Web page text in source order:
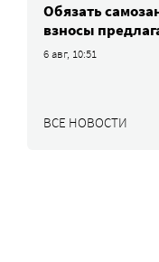
Обязать
взносы
6 авг, 10:51
ВСЕ НОВОСТИ